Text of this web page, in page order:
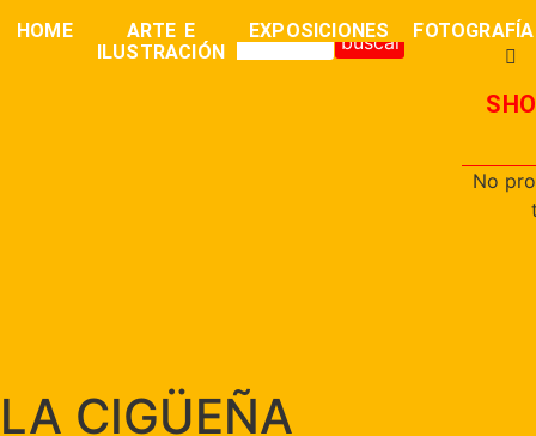
HOME
ARTE E
ILUSTRACIÓN
EXPOSICIONES FOTOGRAFÍA
buscar
0,00€
No
LA CIGÜEÑA